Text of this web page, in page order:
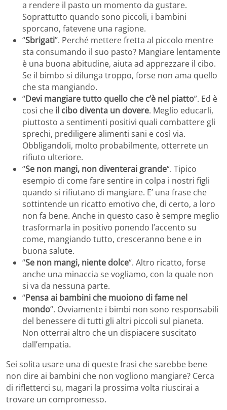
a rendere il pasto un momento da gustare.
Soprattutto quando sono piccoli, i bambini
sporcano, fatevene una ragione.
“Sbrigati”. Perché mettere fretta al piccolo mentre
sta consumando il suo pasto? Mangiare lentamente
è una buona abitudine, aiuta ad apprezzare il cibo.
Se il bimbo si dilunga troppo, forse non ama quello
che sta mangiando.
“Devi mangiare tutto quello che c’è nel piatto”. Ed è
così che il cibo diventa un dovere. Meglio educarli,
piuttosto a sentimenti positivi quali combattere gli
sprechi, prediligere alimenti sani e così via.
Obbligandoli, molto probabilmente, otterrete un
rifiuto ulteriore.
“Se non mangi, non diventerai grande“. Tipico
esempio di come fare sentire in colpa i nostri figli
quando si rifiutano di mangiare. E’ una frase che
sottintende un ricatto emotivo che, di certo, a loro
non fa bene. Anche in questo caso è sempre meglio
trasformarla in positivo ponendo l’accento su
come, mangiando tutto, cresceranno bene e in
buona salute.
“Se non mangi, niente dolce“. Altro ricatto, forse
anche una minaccia se vogliamo, con la quale non
si va da nessuna parte.
“Pensa ai bambini che muoiono di fame nel
mondo“. Ovviamente i bimbi non sono responsabili
del benessere di tutti gli altri piccoli sul pianeta.
Non otterrai altro che un dispiacere suscitato
dall’empatia.
Sei solita usare una di queste frasi che sarebbe bene
non dire ai bambini che non vogliono mangiare? Cerca
di rifletterci su, magari la prossima volta riuscirai a
trovare un compromesso.